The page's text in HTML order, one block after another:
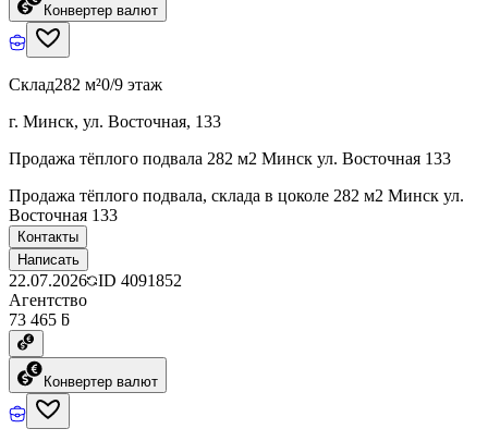
Конвертер валют
Склад282 м²0/9 этаж
г. Минск, ул. Восточная, 133
Продажа тёплого подвала 282 м2 Минск ул. Восточная 133
Продажа тёплого подвала, склада в цоколе 282 м2 Минск ул.
Восточная 133
Контакты
Написать
22.07.2026 ID 4091852
Агентство
73 465 ƃ
Конвертер валют